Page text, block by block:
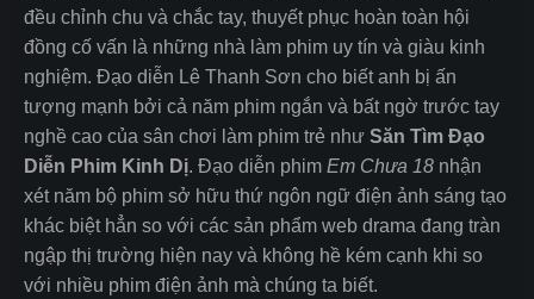
đều chỉnh chu và chắc tay, thuyết phục hoàn toàn hội
đồng cố vấn là những nhà làm phim uy tín và giàu kinh
nghiệm. Đạo diễn Lê Thanh Sơn cho biết anh bị ấn
tượng mạnh bởi cả năm phim ngắn và bất ngờ trước tay
nghề cao của sân chơi làm phim trẻ như Săn Tìm Đạo
Diễn Phim Kinh Dị. Đạo diễn phim Em Chưa 18 nhận
xét năm bộ phim sở hữu thứ ngôn ngữ điện ảnh sáng tạo
khác biệt hẳn so với các sản phẩm web drama đang tràn
ngập thị trường hiện nay và không hề kém cạnh khi so
với nhiều phim điện ảnh mà chúng ta biết.